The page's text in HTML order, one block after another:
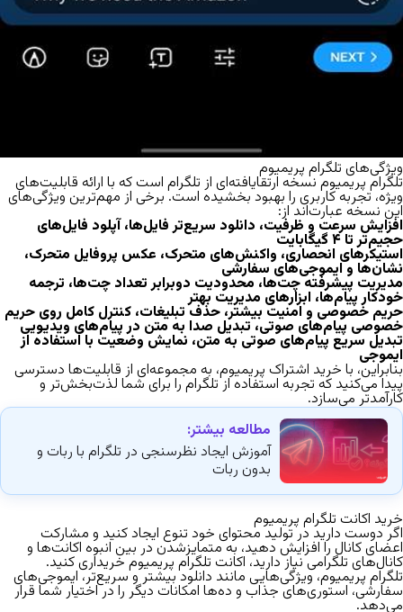
ویژگی‌های تلگرام پریمیوم
تلگرام پریمیوم نسخه ارتقایافته‌ای از تلگرام است که با ارائه قابلیت‌های
ویژه، تجربه کاربری را بهبود بخشیده است. برخی از مهم‌ترین ویژگی‌های
این نسخه عبارت‌اند از:
افزایش سرعت و ظرفیت، دانلود سریع‌تر فایل‌ها، آپلود فایل‌های
حجیم‌تر تا ۴ گیگابایت
استیکرهای انحصاری، واکنش‌های متحرک، عکس پروفایل متحرک،
نشان‌ها و ایموجی‌های سفارشی
مدیریت پیشرفته چت‌ها، محدودیت دوبرابر تعداد چت‌ها، ترجمه
خودکار پیام‌ها، ابزارهای مدیریت بهتر
حریم خصوصی و امنیت بیشتر، حذف تبلیغات، کنترل کامل روی حریم
خصوصی پیام‌های صوتی، تبدیل صدا به متن در پیام‌های ویدیویی
تبدیل سریع پیام‌های صوتی به متن، نمایش وضعیت با استفاده از
ایموجی
بنابراین، با خرید اشتراک پریمیوم، به مجموعه‌ای از قابلیت‌ها دسترسی
پیدا می‌کنید که تجربه استفاده از تلگرام را برای شما لذت‌بخش‌تر و
کارآمدتر می‌سازد.
مطالعه بیشتر:
آموزش ایجاد نظرسنجی در تلگرام با ربات و
بدون ربات
خرید اکانت تلگرام پریمیوم
اگر دوست دارید در تولید محتوای خود تنوع ایجاد کنید و مشارکت
اعضای کانال را افزایش دهید، به متمایزشدن در بین انبوه اکانت‌ها و
کانال‌های تلگرامی نیاز دارید، اکانت تلگرام پریمیوم خریداری کنید.
تلگرام پریمیوم، ویژگی‌هایی مانند دانلود بیشتر و سریع‌تر، ایموجی‌های
سفارشی، استوری‌های جذاب و ده‌ها امکانات دیگر را در اختیار شما قرار
می‌دهد.